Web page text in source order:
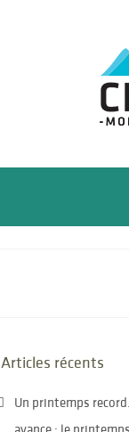
Articles récents
Un printemps